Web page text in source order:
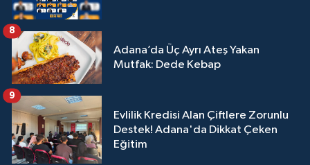
Adana’da Üç Ayrı Ateş Yakan
Mutfak: Dede Kebap
8
Evlilik Kredisi Alan Çiftlere Zorunlu
Destek! Adana'da Dikkat Çeken
Eğitim
9